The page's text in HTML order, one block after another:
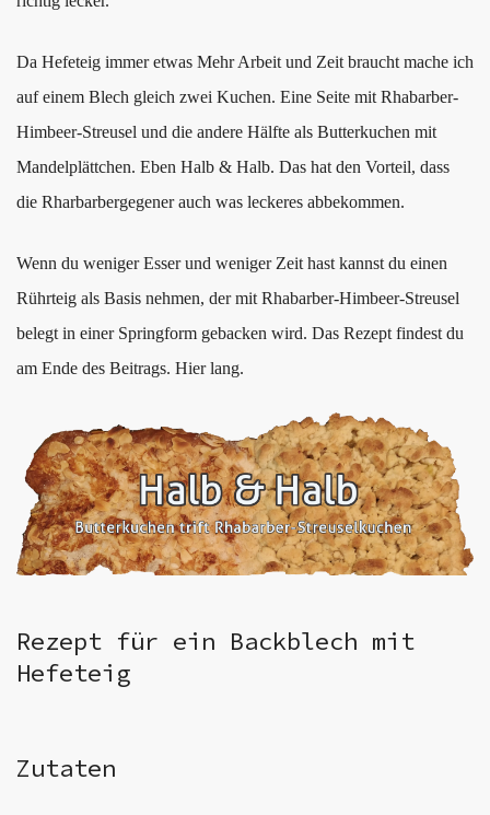
Da Hefeteig immer etwas Mehr Arbeit und Zeit braucht mache ich
auf einem Blech gleich zwei Kuchen. Eine Seite mit Rhabarber-
Himbeer-Streusel und die andere Hälfte als Butterkuchen mit
Mandelplättchen. Eben Halb & Halb. Das hat den Vorteil, dass
die Rharbarbergegener auch was leckeres abbekommen.
Wenn du weniger Esser und weniger Zeit hast kannst du einen
Rührteig als Basis nehmen, der mit Rhabarber-Himbeer-Streusel
belegt in einer Springform gebacken wird. Das Rezept findest du
am Ende des Beitrags. Hier lang.
Rezept für ein Backblech mit
Hefeteig
Zutaten